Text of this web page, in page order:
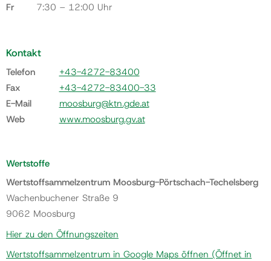
Fr
7:30 – 12:00 Uhr
Kontakt
Telefon
+43-4272-83400
Fax
+43-4272-83400-33
E-Mail
moosburg@ktn.gde.at
Web
www.moosburg.gv.at
Wertstoffe
Wertstoffsammelzentrum Moosburg-Pörtschach-Techelsberg
Wachenbuchener Straße 9
9062 Moosburg
Hier zu den Öffnungszeiten
Wertstoffsammelzentrum in Google Maps öffnen (Öffnet in